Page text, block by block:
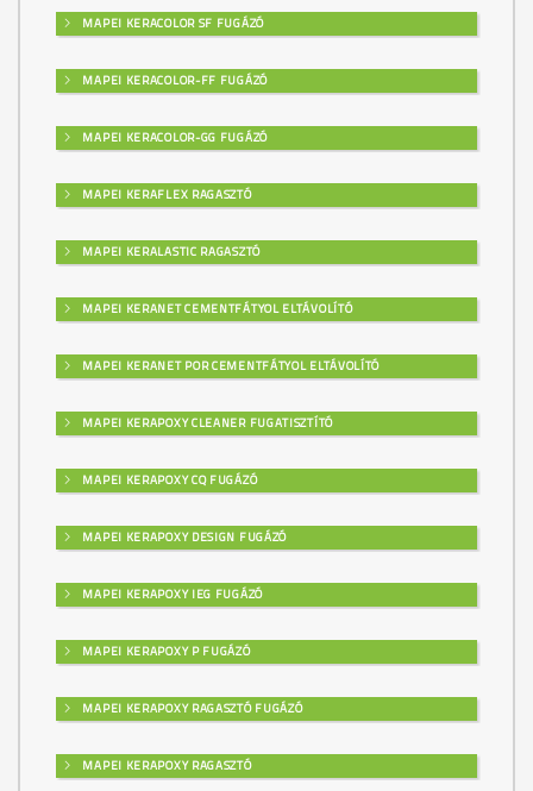
MAPEI KERACOLOR SF FUGÁZÓ
MAPEI KERACOLOR-FF FUGÁZÓ
MAPEI KERACOLOR-GG FUGÁZÓ
MAPEI KERAFLEX RAGASZTÓ
MAPEI KERALASTIC RAGASZTÓ
MAPEI KERANET CEMENTFÁTYOL ELTÁVOLÍTÓ
MAPEI KERANET POR CEMENTFÁTYOL ELTÁVOLÍTÓ
MAPEI KERAPOXY CLEANER FUGATISZTÍTÓ
MAPEI KERAPOXY CQ FUGÁZÓ
MAPEI KERAPOXY DESIGN FUGÁZÓ
MAPEI KERAPOXY IEG FUGÁZÓ
MAPEI KERAPOXY P FUGÁZÓ
MAPEI KERAPOXY RAGASZTÓ FUGÁZÓ
MAPEI KERAPOXY RAGASZTÓ